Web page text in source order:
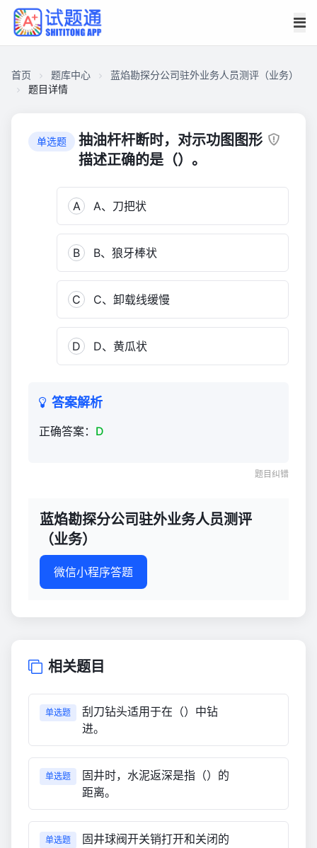
首页 题库中心
蓝焰勘探分公司驻外业务人员测评（业务）
题目详情
单选题
抽油杆杆断时，对示功图图形
描述正确的是（）。
A A、刀把状
B B、狼牙棒状
C C、卸载线缓慢
D D、黄瓜状
答案解析
正确答案： D
题目纠错
蓝焰勘探分公司驻外业务人员测评
（业务）
微信小程序答题
相关题目
单选题
刮刀钻头适用于在（）中钻
进。
单选题
固井时，水泥返深是指（）的
距离。
单选题
固井球阀开关销打开和关闭的